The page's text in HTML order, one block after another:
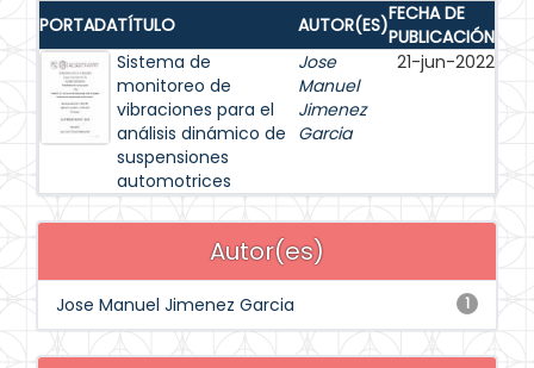
PORTADATÍTULO AUTOR(ES)FECHA DE
PUBLICACIÓN
Sistema de
monitoreo de
vibraciones para el
análisis dinámico de
suspensiones
automotrices
Jose
Manuel
Jimenez
Garcia
21-jun-2022
Autor(es)
1
Jose Manuel Jimenez Garcia